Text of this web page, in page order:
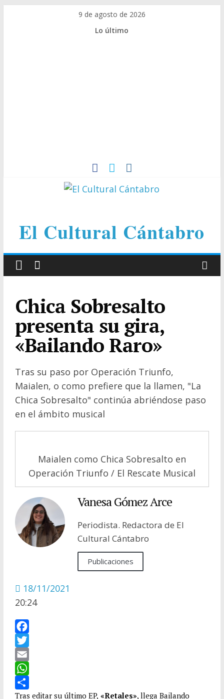
9 de agosto de 2026
Lo último
El Cultural Cántabro
Chica Sobresalto
presenta su gira,
«Bailando Raro»
Tras su paso por Operación Triunfo,
Maialen, o como prefiere que la llamen, "La
Chica Sobresalto" continúa abriéndose paso
en el ámbito musical
Maialen como Chica Sobresalto en
Operación Triunfo / El Rescate Musical
Vanesa Gómez Arce
Periodista. Redactora de El
Cultural Cántabro
Publicaciones
18/11/2021
20:24
F
a
c
e
T
w
E
m
W
Tras editar su último EP, «Retales», llega Bailando